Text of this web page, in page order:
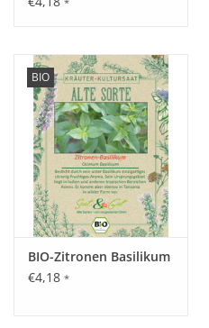
Aussaat:
Vorziehen März - April und im
von April - Juni im Freiland,
Keimung:
15 - 20 Tage bei 10 - 20°C.
BIO
BIO-Zitronen Basilikum
€4,18 *